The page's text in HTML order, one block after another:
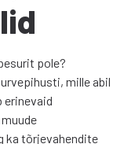
pole?
mille abil
erinevaid
ka tõrjevahendite